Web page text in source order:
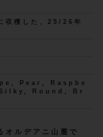
穫した、25/26年
Pear, Raspbe
Round, Br
オルデアニ山麓で